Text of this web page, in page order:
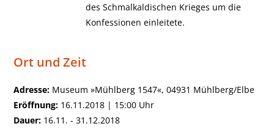
des Schmalkaldischen Krieges um die
Konfessionen einleitete.
Ort und Zeit
Adresse: Museum »Mühlberg 1547«, 04931 Mühlberg/Elbe
Eröffnung: 16.11.2018 | 15:00 Uhr
Dauer: 16.11. - 31.12.2018